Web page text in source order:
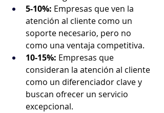
5-10%: Empresas que ven la
atención al cliente como un
soporte necesario, pero no
como una ventaja competitiva.
10-15%: Empresas que
consideran la atención al cliente
como un diferenciador clave y
buscan ofrecer un servicio
excepcional.